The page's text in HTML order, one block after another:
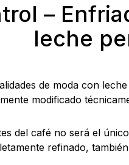
–
leche
de moda con
modificado
del café no será el
refinado,